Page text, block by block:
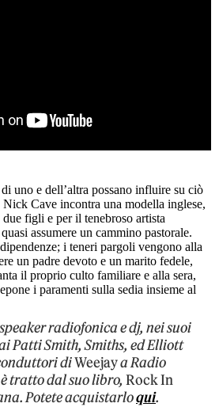
uno e dell’altra possano influire su ciò
Cave incontra una modella inglese,
figli e per il tenebroso artista
assumere un cammino pastorale.
i teneri pargoli vengono alla
un padre devoto e un marito fedele,
il proprio culto familiare e alla sera,
i paramenti sulla sedia insieme al
radiofonica e dj, nei suoi
Patti Smith, Smiths, ed Elliott
diWeejaya Radio
tratto dal suo libro, Rock In
Potete acquistarloqui.